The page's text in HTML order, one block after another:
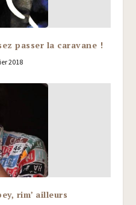
passer la caravane !
2018
rim’ ailleurs